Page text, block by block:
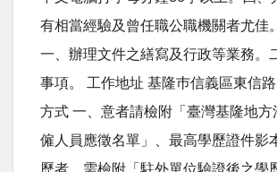
有相當經驗及曾任職公職機關者尤佳
一、辦理文件之繕寫及行政等業務。
事項。 工作地址 基隆巿信義區東信
方式 一、意者請檢附「臺灣基隆地方
僱人員應徵名單」、最高學歷證件影
歷者，需檢附「駐外單位驗證後之學